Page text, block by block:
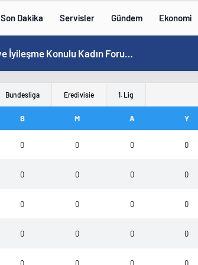
Son Dakika Servisler Gündem Ekonomi
Bakan Göktaş, Bağımlılık ve İyileşme Konulu Kadın Forumu’nda konuştu:
Bundesliga Eredivisie 1. Lig
B M A Y
0 0 0 0
0 0 0 0
0 0 0 0
0 0 0 0
0 0 0 0